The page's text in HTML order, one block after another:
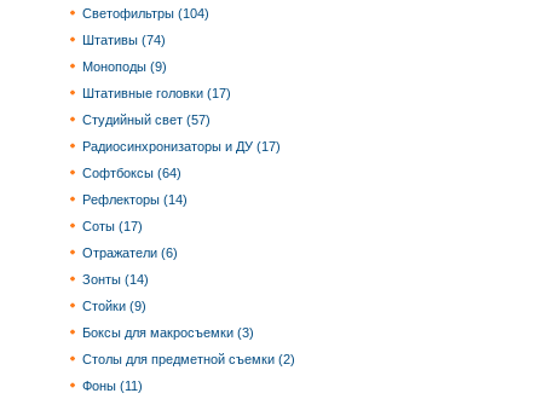
Светофильтры (104)
Штативы (74)
Моноподы (9)
Штативные головки (17)
Студийный свет (57)
Радиосинхронизаторы и ДУ (17)
Софтбоксы (64)
Рефлекторы (14)
Соты (17)
Отражатели (6)
Зонты (14)
Стойки (9)
Боксы для макросъемки (3)
Столы для предметной съемки (2)
Фоны (11)